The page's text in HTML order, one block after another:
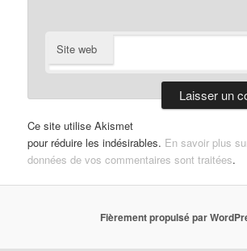
Site web
Ce site utilise Akismet
pour réduire les indésirables. En savoir plus
données de vos commentaires sont traitées.
Fièrement propulsé par